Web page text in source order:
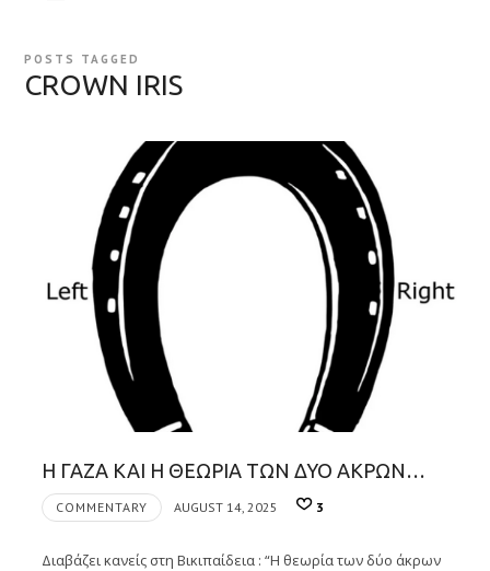
POSTS TAGGED
CROWN IRIS
Η ΓΑΖΑ ΚΑΙ Η ΘΕΩΡΙΑ ΤΩΝ ΔΥΟ ΑΚΡΩΝ…
COMMENTARY AUGUST 14, 2025 3
Διαβάζει κανείς στη Βικιπαίδεια : “Η θεωρία των δύο άκρων